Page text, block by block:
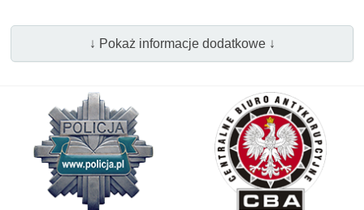
↓ Pokaż informacje dodatkowe ↓